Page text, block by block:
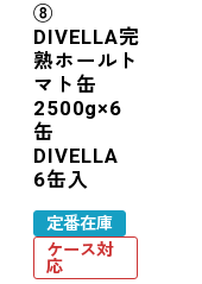
⑧
DIVELLA完
熟ホールト
マト缶
2500g×6
缶
DIVELLA
6缶入
定番在庫
ケース対
応